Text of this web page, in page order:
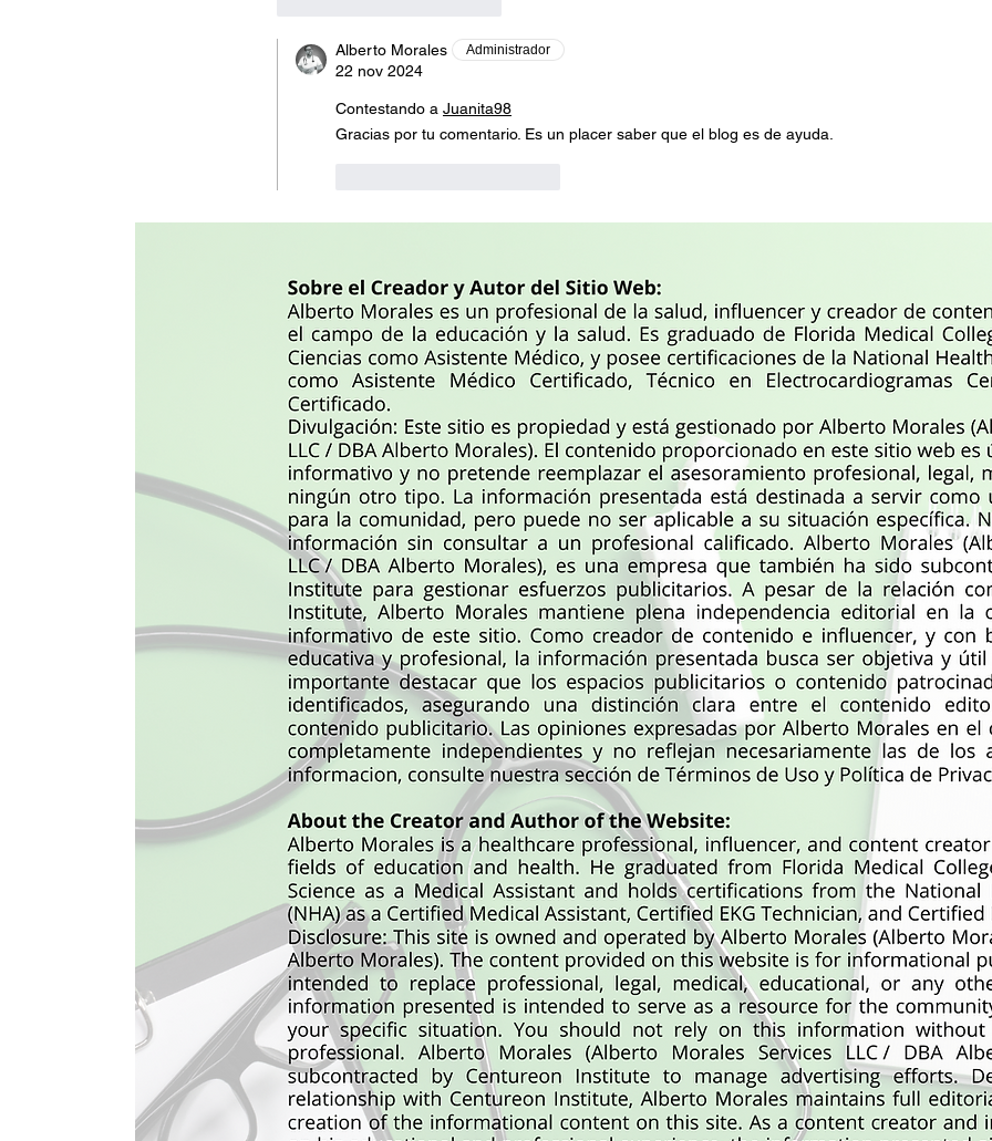
Alberto Morales Administrador
22 nov 2024
Contestando a Juanita98
Gracias por tu comentario. Es un placer saber que el blog es de ayuda.